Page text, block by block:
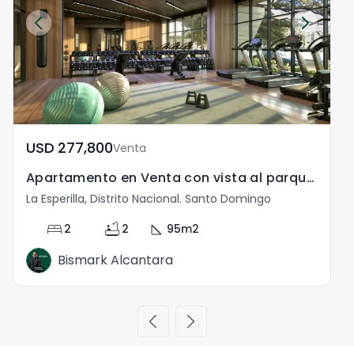
USD	277,800Venta
Apartamento en Venta con vista al parque Iberoamericano
La Esperilla, Distrito Nacional. Santo Domingo
bed 2 bathtub 2 square_foot 95m2
Bismark Alcantara
chevron_left chevron_right